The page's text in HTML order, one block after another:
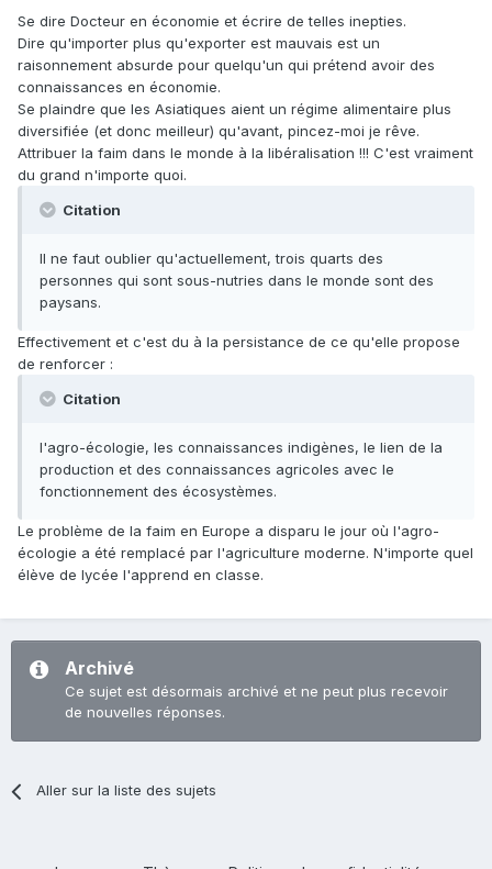
Se dire Docteur en économie et écrire de telles inepties.
Dire qu'importer plus qu'exporter est mauvais est un
raisonnement absurde pour quelqu'un qui prétend avoir des
connaissances en économie.
Se plaindre que les Asiatiques aient un régime alimentaire plus
diversifiée (et donc meilleur) qu'avant, pincez-moi je rêve.
Attribuer la faim dans le monde à la libéralisation !!! C'est vraiment
du grand n'importe quoi.
Citation
Il ne faut oublier qu'actuellement, trois quarts des
personnes qui sont sous-nutries dans le monde sont des
paysans.
Effectivement et c'est du à la persistance de ce qu'elle propose
de renforcer :
Citation
l'agro-écologie, les connaissances indigènes, le lien de la
production et des connaissances agricoles avec le
fonctionnement des écosystèmes.
Le problème de la faim en Europe a disparu le jour où l'agro-
écologie a été remplacé par l'agriculture moderne. N'importe quel
élève de lycée l'apprend en classe.
Archivé
Ce sujet est désormais archivé et ne peut plus recevoir
de nouvelles réponses.
Aller sur la liste des sujets